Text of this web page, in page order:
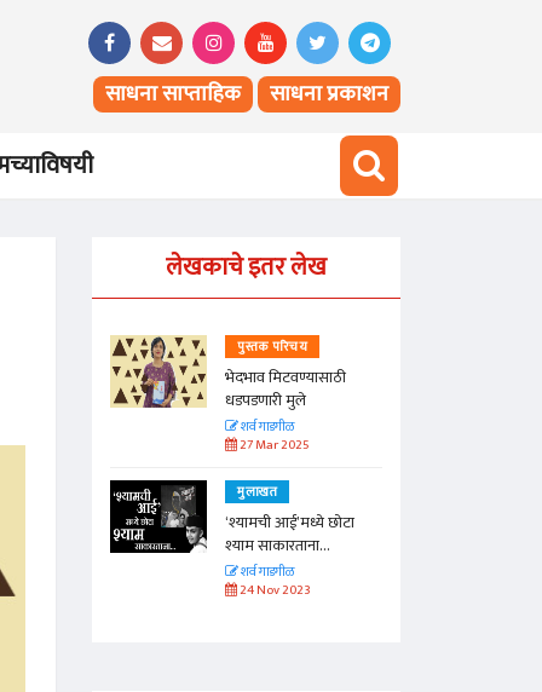
साधना साप्ताहिक साधना प्रकाशन
लेखकाचे इतर लेख
पुस्तक परिचय
भेदभाव मिटवण्यासाठी
धडपडणारी मुले
शर्व गाडगीळ
27 Mar 2025
मुलाखत
‘श्यामची आई’मध्ये छोटा
श्याम साकारताना...
शर्व गाडगीळ
24 Nov 2023